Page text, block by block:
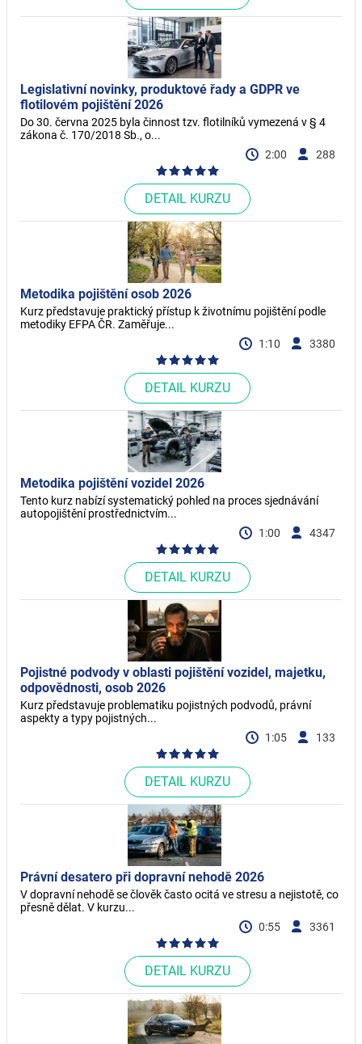
Legislativní novinky, produktové řady a GDPR ve
flotilovém pojištění 2026
Do 30. června 2025 byla činnost tzv. flotilníků vymezená v § 4
zákona č. 170/2018 Sb., o...
2:00
288
DETAIL KURZU
Metodika pojištění osob 2026
Kurz představuje praktický přístup k životnímu pojištění podle
metodiky EFPA ČR. Zaměřuje...
1:10
3380
DETAIL KURZU
Metodika pojištění vozidel 2026
Tento kurz nabízí systematický pohled na proces sjednávání
autopojištění prostřednictvím...
1:00
4347
DETAIL KURZU
Pojistné podvody v oblasti pojištění vozidel, majetku,
odpovědnosti, osob 2026
Kurz představuje problematiku pojistných podvodů, právní
aspekty a typy pojistných...
1:05
133
DETAIL KURZU
Právní desatero při dopravní nehodě 2026
V dopravní nehodě se člověk často ocitá ve stresu a nejistotě, co
přesně dělat. V kurzu...
0:55
3361
DETAIL KURZU